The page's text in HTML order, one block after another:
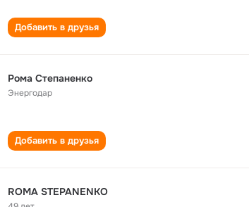
Добавить в друзья
Рома Степаненко
Энергодар
Добавить в друзья
ROMA STEPANENKO